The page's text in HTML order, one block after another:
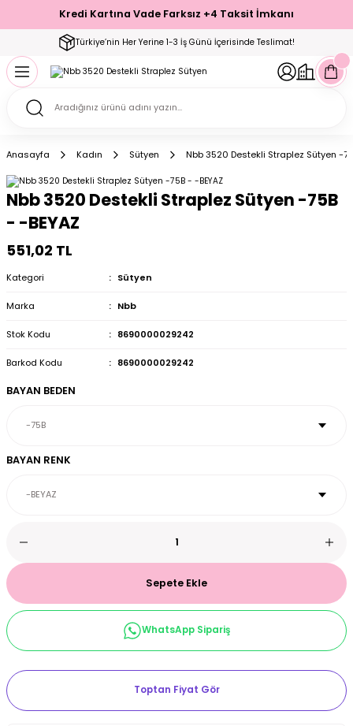
Kredi Kartına Vade Farksız +4 Taksit İmkanı
Türkiye’nin Her Yerine 1-3 İş Günü İçerisinde Teslimat!
Geri Dön
Geri Dön
Geri Dön
Geri Dön
Setler
Geri Dön
Geri Dön
Geri Dön
Çorap
Geri Dön
Geri Dön
Anasayfa Kadın Sütyen Nbb 3520 Destekli Straplez Sütyen -
Nbb 3520 Destekli Straplez Sütyen -75B
- -BEYAZ
551,02 TL
Kategori Sütyen
Marka Nbb
Stok Kodu 8690000029242
Barkod Kodu 8690000029242
BAYAN BEDEN
BAYAN RENK
Sepete Ekle
WhatsApp Sipariş
Toptan Fiyat Gör